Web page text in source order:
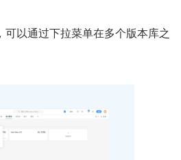
以通过下拉菜单在多个版本库之